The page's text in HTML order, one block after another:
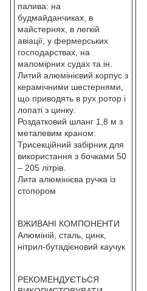
палива: на
будмайданчиках, в
майстернях, в легкій
авіації, у фермерських
господарствах, на
маломірних судах та ін.
Литий алюмінієвий корпус з
керамічними шестернями,
що приводять в рух ротор і
лопаті з цинку.
Роздатковий шланг 1,8 м з
металевим краном.
Трисекційний забірник для
використання з бочками 50
– 205 літрів.
Лита алюмінієва ручка із
стопором
ВЖИВАНІ КОМПОНЕНТИ
Алюміній, сталь, цинк,
нітрил-бутадієновий каучук
РЕКОМЕНДУЄТЬСЯ